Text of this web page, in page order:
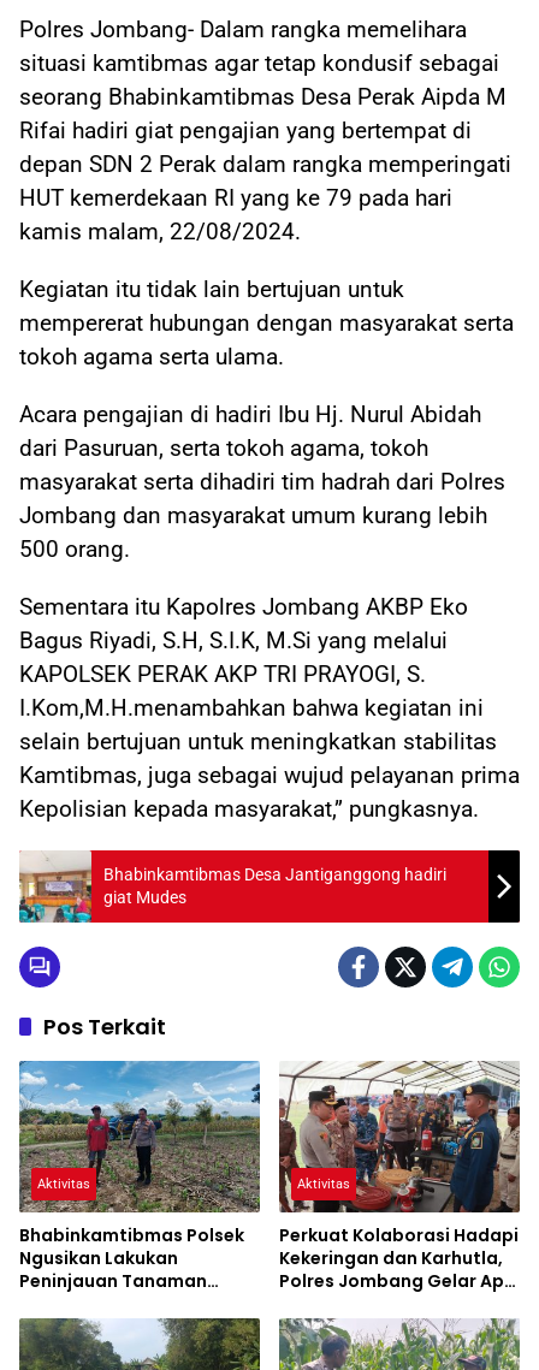
Polres Jombang- Dalam rangka memelihara
situasi kamtibmas agar tetap kondusif sebagai
seorang Bhabinkamtibmas Desa Perak Aipda M
Rifai hadiri giat pengajian yang bertempat di
depan SDN 2 Perak dalam rangka memperingati
HUT kemerdekaan RI yang ke 79 pada hari
kamis malam, 22/08/2024.
Kegiatan itu tidak lain bertujuan untuk
mempererat hubungan dengan masyarakat serta
tokoh agama serta ulama.
Acara pengajian di hadiri Ibu Hj. Nurul Abidah
dari Pasuruan, serta tokoh agama, tokoh
masyarakat serta dihadiri tim hadrah dari Polres
Jombang dan masyarakat umum kurang lebih
500 orang.
Sementara itu Kapolres Jombang AKBP Eko
Bagus Riyadi, S.H, S.I.K, M.Si yang melalui
KAPOLSEK PERAK AKP TRI PRAYOGI, S.
I.Kom,M.H.menambahkan bahwa kegiatan ini
selain bertujuan untuk meningkatkan stabilitas
Kamtibmas, juga sebagai wujud pelayanan prima
Kepolisian kepada masyarakat,” pungkasnya.
Bhabinkamtibmas Desa Jantiganggong hadiri
giat Mudes
Pos Terkait
Aktivitas
Bhabinkamtibmas Polsek
Ngusikan Lakukan
Peninjauan Tanaman
Mendukung Ketahanan
Pangan
Aktivitas
Perkuat Kolaborasi Hadapi
Kekeringan dan Karhutla,
Polres Jombang Gelar Apel